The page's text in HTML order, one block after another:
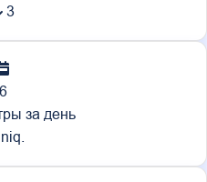
3
6
за день